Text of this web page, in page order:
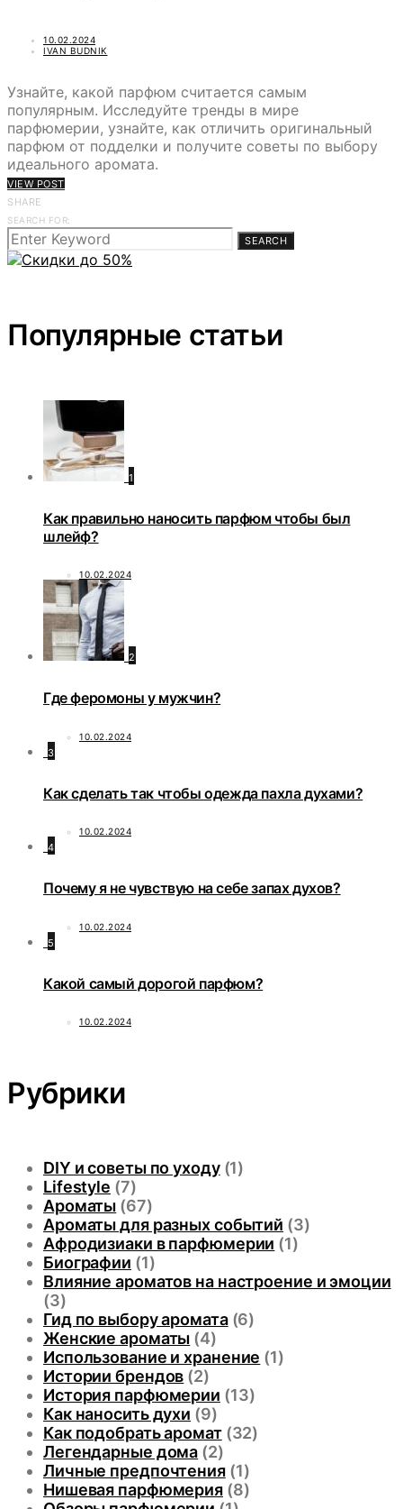
10.02.2024
IVAN BUDNIK
Узнайте, какой парфюм считается самым
популярным. Исследуйте тренды в мире
парфюмерии, узнайте, как отличить оригинальный
парфюм от подделки и получите советы по выбору
идеального аромата.
VIEW POST
SHARE
SEARCH FOR:
SEARCH
Популярные статьи
1
Как правильно наносить парфюм чтобы был
шлейф?
10.02.2024
2
Где феромоны у мужчин?
10.02.2024
3
Как сделать так чтобы одежда пахла духами?
10.02.2024
4
Почему я не чувствую на себе запах духов?
10.02.2024
5
Какой самый дорогой парфюм?
10.02.2024
Рубрики
DIY и советы по уходу(1)
Lifestyle (7)
Ароматы (67)
Ароматы для разных событий (3)
Афродизиаки в парфюмерии (1)
Биографии (1)
Влияние ароматов на настроение и эмоции
(3)
Гид по выбору аромата(6)
Женские ароматы (4)
Использование и хранение (1)
Истории брендов (2)
История парфюмерии (13)
Как наносить духи (9)
Как подобрать аромат(32)
Легендарные дома (2)
Личные предпочтения(1)
Нишевая парфюмерия(8)